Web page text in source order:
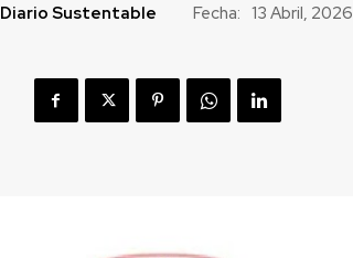
Diario Sustentable Fecha: 13 Abril, 2026